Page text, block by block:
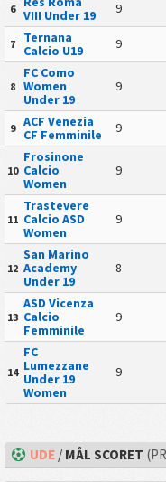
6 VIII Under 19
9
7
Ternana
Calcio U19
9
8
FC Como
Women
Under 19
9
9 ACF Venezia
CF Femminile
9
10
Frosinone
Calcio
Women
9
11
Trastevere
Calcio ASD
Women
9
12
San Marino
Academy
Under 19
8
13
ASD Vicenza
Calcio
Femminile
9
14
FC
Lumezzane
Under 19
Women
9
UDE /MÅL SCORET